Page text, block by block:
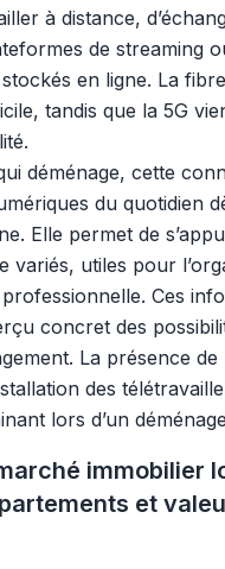
à distance,
de streaming
en ligne. La
tandis que la 5G
déménage, cette
du quotidien
Elle permet de
variés, utiles pour
Ces
concret des
La présence
des
lors d’un
immobilier
et